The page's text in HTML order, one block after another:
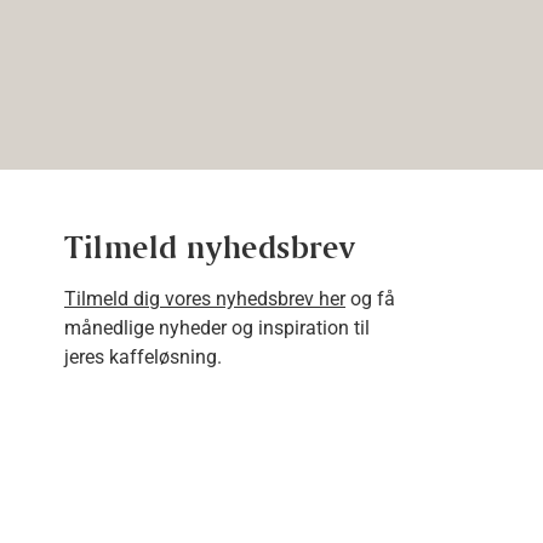
Tilmeld nyhedsbrev
Tilmeld dig vores nyhedsbrev herog få
månedlige nyheder og inspiration til
jeres kaffeløsning.